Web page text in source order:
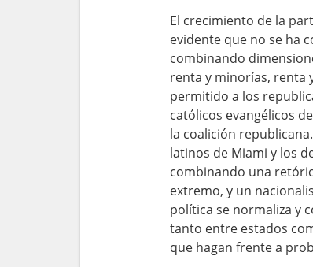
El crecimiento de la
evidente que no se ha
combinando
renta y minorías, renta
permitido a los
católicos evangélicos
la coalición
latinos de Miami y los
combinando una
extremo, y un
política se normaliza y
tanto entre estados
que hagan frente a